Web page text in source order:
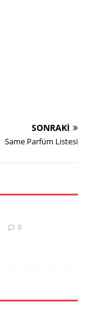
SONRAKI
Same Parfüm Listesi
0